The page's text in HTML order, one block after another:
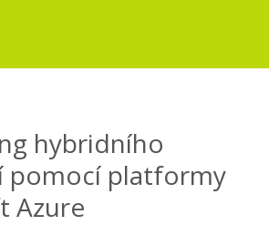
hybridního
pomocí platformy
Azure